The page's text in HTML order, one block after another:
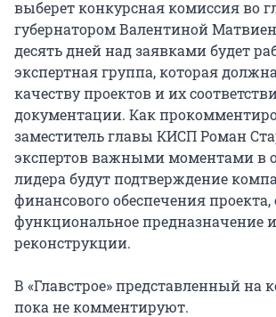
выберет конкурсная комиссия во
губернатором Валентиной
десять дней над заявками будет
экспертная группа, которая
качеству проектов и их
документации. Как
заместитель главы КИСП Роман
экспертов важными моментами в
лидера будут подтверждение
финансового обеспечения проекта,
функциональное предназначение
реконструкции.
В «Главстрое» представленный на
пока не комментируют.